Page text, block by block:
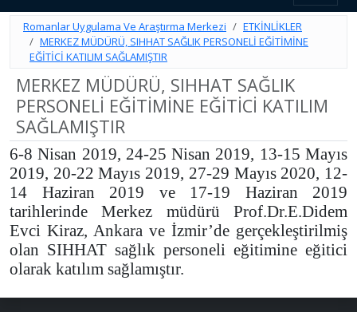
Romanlar Uygulama Ve Araştırma Merkezi
ETKİNLİKLER
MERKEZ MÜDÜRÜ, SIHHAT SAĞLIK PERSONELİ EĞİTİMİNE
EĞİTİCİ KATILIM SAĞLAMIŞTIR
MERKEZ MÜDÜRÜ, SIHHAT SAĞLIK
PERSONELİ EĞİTİMİNE EĞİTİCİ KATILIM
SAĞLAMIŞTIR
6-8 Nisan 2019, 24-25 Nisan 2019, 13-15 Mayıs
2019, 20-22 Mayıs 2019, 27-29 Mayıs 2020, 12-
14 Haziran 2019 ve 17-19 Haziran 2019
tarihlerinde Merkez müdürü Prof.Dr.E.Didem
Evci Kiraz, Ankara ve İzmir’de gerçekleştirilmiş
olan SIHHAT sağlık personeli eğitimine eğitici
olarak katılım sağlamıştır.